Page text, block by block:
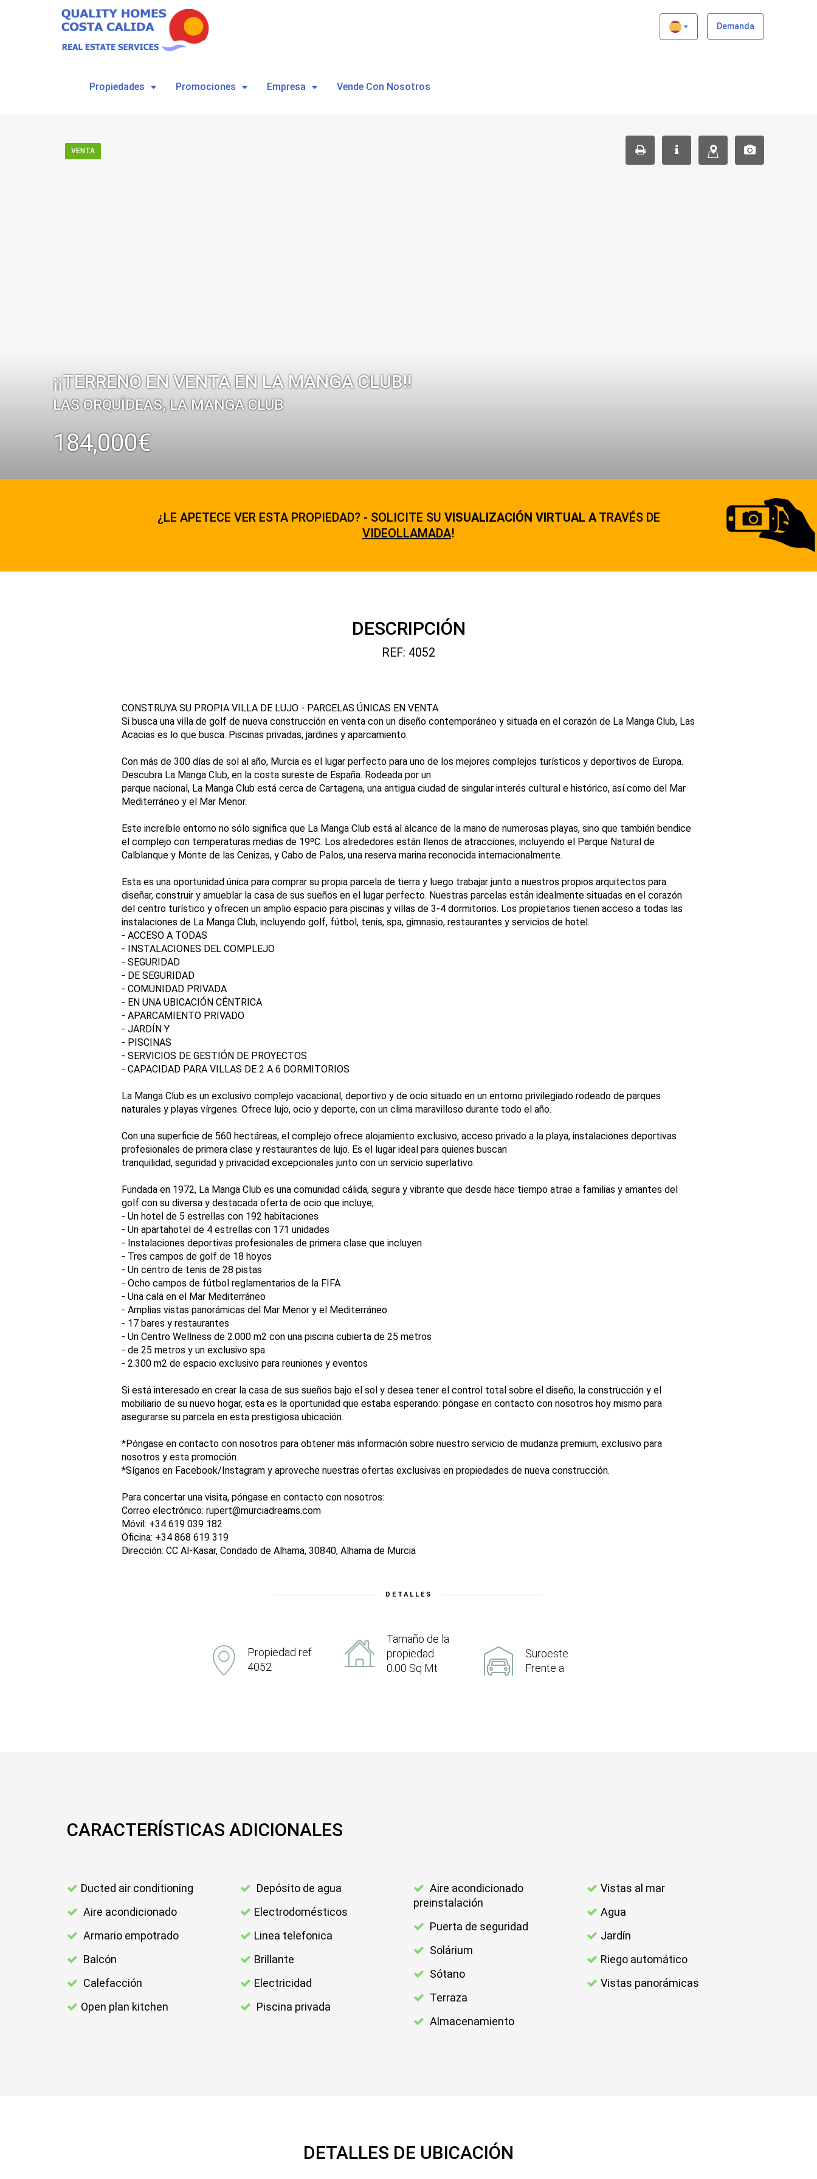
Propiedades Promociones Empresa Vende Con Nosotros
Demanda
VENTA
¡¡TERRENO EN VENTA EN LA MANGA CLUB!!
LAS ORQUÍDEAS, LA MANGA CLUB
184,000€
¿LE APETECE VER ESTA PROPIEDAD? - SOLICITE SU VISUALIZACIÓN VIRTUAL ATRAVÉS DE
VIDEOLLAMADA!
DESCRIPCIÓN
REF: 4052
CONSTRUYA SU PROPIA VILLA DE LUJO - PARCELAS ÚNICAS EN VENTA
Si busca una villa de golf de nueva construcción en venta con un diseño contemporáneo y situada en el corazón de La Manga Club, Las
Acacias es lo que busca. Piscinas privadas, jardines y aparcamiento.
Con más de 300 días de sol al año, Murcia es el lugar perfecto para uno de los mejores complejos turísticos y deportivos de Europa.
Descubra La Manga Club, en la costa sureste de España. Rodeada por un
parque nacional, La Manga Club está cerca de Cartagena, una antigua ciudad de singular interés cultural e histórico, así como del Mar
Mediterráneo y el Mar Menor.
Este increíble entorno no sólo significa que La Manga Club está al alcance de la mano de numerosas playas, sino que también bendice
el complejo con temperaturas medias de 19ºC. Los alrededores están llenos de atracciones, incluyendo el Parque Natural de
Calblanque y Monte de las Cenizas, y Cabo de Palos, una reserva marina reconocida internacionalmente.
Esta es una oportunidad única para comprar su propia parcela de tierra y luego trabajar junto a nuestros propios arquitectos para
diseñar, construir y amueblar la casa de sus sueños en el lugar perfecto. Nuestras parcelas están idealmente situadas en el corazón
del centro turístico y ofrecen un amplio espacio para piscinas y villas de 3-4 dormitorios. Los propietarios tienen acceso a todas las
instalaciones de La Manga Club, incluyendo golf, fútbol, tenis, spa, gimnasio, restaurantes y servicios de hotel.
- ACCESO A TODAS
- INSTALACIONES DEL COMPLEJO
- SEGURIDAD
- DE SEGURIDAD
- COMUNIDAD PRIVADA
- EN UNA UBICACIÓN CÉNTRICA
- APARCAMIENTO PRIVADO
- JARDÍN Y
- PISCINAS
- SERVICIOS DE GESTIÓN DE PROYECTOS
- CAPACIDAD PARA VILLAS DE 2 A 6 DORMITORIOS
La Manga Club es un exclusivo complejo vacacional, deportivo y de ocio situado en un entorno privilegiado rodeado de parques
naturales y playas vírgenes. Ofrece lujo, ocio y deporte, con un clima maravilloso durante todo el año.
Con una superficie de 560 hectáreas, el complejo ofrece alojamiento exclusivo, acceso privado a la playa, instalaciones deportivas
profesionales de primera clase y restaurantes de lujo. Es el lugar ideal para quienes buscan
tranquilidad, seguridad y privacidad excepcionales junto con un servicio superlativo.
Fundada en 1972, La Manga Club es una comunidad cálida, segura y vibrante que desde hace tiempo atrae a familias y amantes del
golf con su diversa y destacada oferta de ocio que incluye;
- Un hotel de 5 estrellas con 192 habitaciones
- Un apartahotel de 4 estrellas con 171 unidades
- Instalaciones deportivas profesionales de primera clase que incluyen
- Tres campos de golf de 18 hoyos
- Un centro de tenis de 28 pistas
- Ocho campos de fútbol reglamentarios de la FIFA
- Una cala en el Mar Mediterráneo
- Amplias vistas panorámicas del Mar Menor y el Mediterráneo
- 17 bares y restaurantes
- Un Centro Wellness de 2.000 m2 con una piscina cubierta de 25 metros
- de 25 metros y un exclusivo spa
- 2.300 m2 de espacio exclusivo para reuniones y eventos
Si está interesado en crear la casa de sus sueños bajo el sol y desea tener el control total sobre el diseño, la construcción y el
mobiliario de su nuevo hogar, esta es la oportunidad que estaba esperando: póngase en contacto con nosotros hoy mismo para
asegurarse su parcela en esta prestigiosa ubicación.
*Póngase en contacto con nosotros para obtener más información sobre nuestro servicio de mudanza premium, exclusivo para
nosotros y esta promoción.
*Síganos en Facebook/Instagram y aproveche nuestras ofertas exclusivas en propiedades de nueva construcción.
Para concertar una visita, póngase en contacto con nosotros:
Correo electrónico: rupert@murciadreams.com
Móvil: +34 619 039 182
Oficina: +34 868 619 319
Dirección: CC Al-Kasar, Condado de Alhama, 30840, Alhama de Murcia
DETALLES
Propiedad ref
4052
Tamaño de la
propiedad
0.00 Sq Mt
Suroeste
Frente a
CARACTERÍSTICAS ADICIONALES
Ducted air conditioning
Aire acondicionado
Armario empotrado
Balcón
Calefacción
Open plan kitchen
Depósito de agua
Electrodomésticos
Linea telefonica
Brillante
Electricidad
Piscina privada
Aire acondicionado
preinstalación
Puerta de seguridad
Solárium
Sótano
Terraza
Almacenamiento
Vistas al mar
Agua
Jardín
Riego automático
Vistas panorámicas
DETALLES DE UBICACIÓN